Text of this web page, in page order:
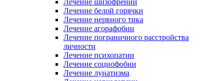
Лечение шизофрении
Лечение белой горячки
Лечение нервного тика
Лечение агорафобии
Лечение пограничного расстройства
личности
Лечение психопатии
Лечение социофобии
Лечение лунатизма